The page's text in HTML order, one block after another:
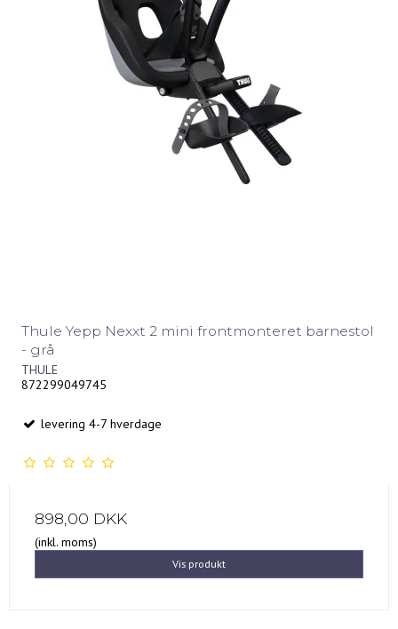
Thule Yepp Nexxt 2 mini frontmonteret barnestol
- grå
THULE
872299049745
levering 4-7 hverdage
898,00 DKK
(inkl. moms)
Vis produkt